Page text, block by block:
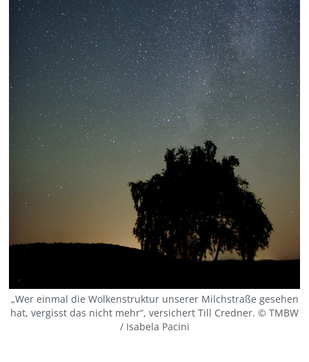
„Wer einmal die Wolkenstruktur unserer Milchstraße gesehen
hat, vergisst das nicht mehr“, versichert Till Credner. © TMBW
/ Isabela Pacini